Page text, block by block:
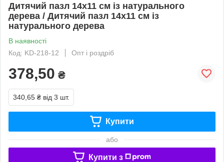
Дитячий пазл 14х11 см із натурального
дерева / Дитячий пазл 14х11 см із
натурального дерева
В наявності
Код: KD-218-12
Опт і роздріб
378,50 ₴
340,65 ₴ від 3 шт.
Купити
або
Купити з